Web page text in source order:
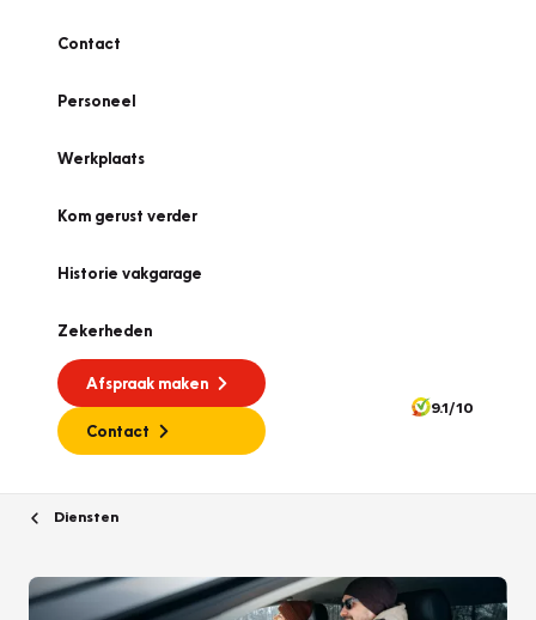
Contact
Personeel
Werkplaats
Kom gerust verder
Historie vakgarage
Zekerheden
Afspraak maken
Contact
9.1/10
Diensten